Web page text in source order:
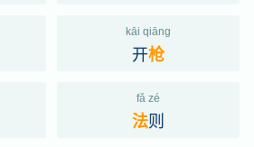
kāi qiāng
开枪
fǎ zé
法则